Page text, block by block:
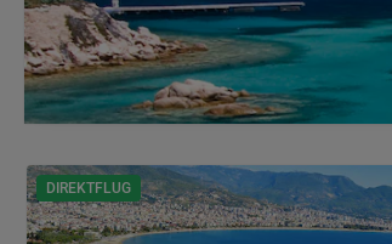
DIREKTFLUG